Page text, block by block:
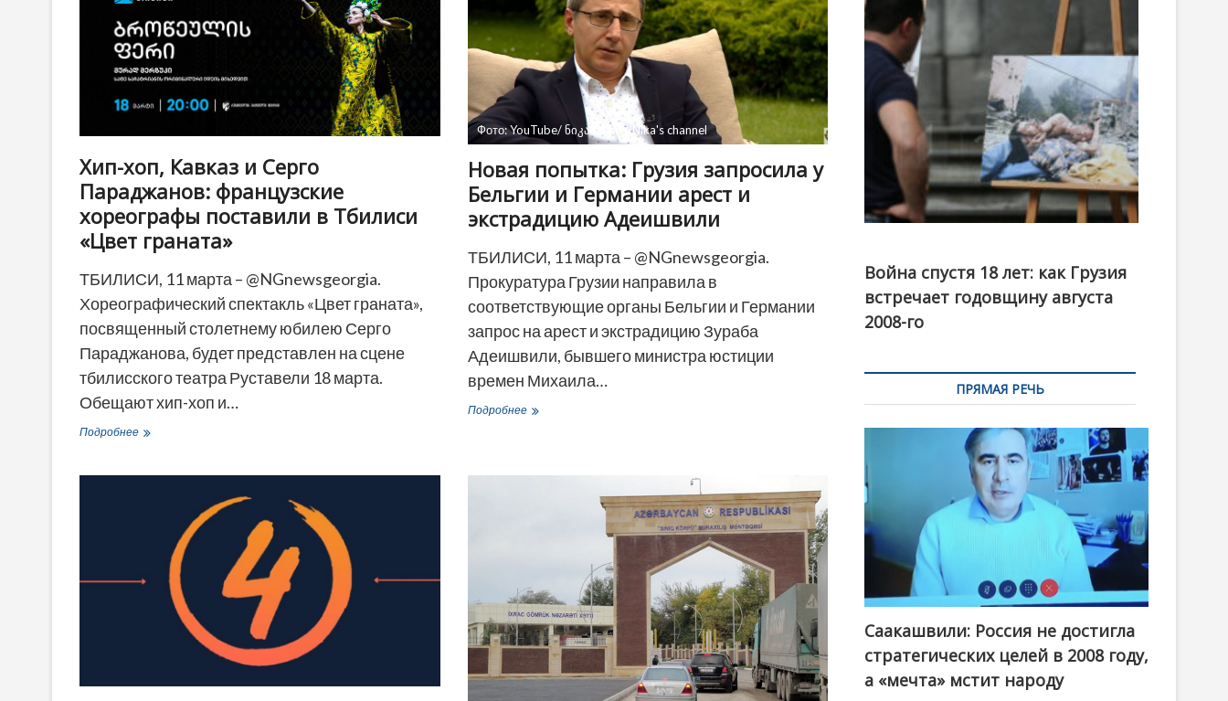
o
n
Хип-хоп, Кавказ и Серго
Параджанов: французские
хореографы поставили в Тбилиси
«Цвет граната»
ТБИЛИСИ, 11 марта – @NGnewsgeorgia.
Хореографический спектакль «Цвет граната»,
посвященный столетнему юбилею Серго
Параджанова, будет представлен на сцене
тбилисского театра Руставели 18 марта.
Обещают хип-хоп и…
ПодробнееХип-
Параджанов:
французские
хореографы
поставили
в
Тбилиси
граната»
Фото: YouTube/ ნიკას არხი/Nika's channel
Новая попытка: Грузия запросила у
Бельгии и Германии арест и
экстрадицию Адеишвили
ТБИЛИСИ, 11 марта – @NGnewsgeorgia.
Прокуратура Грузии направила в
соответствующие органы Бельгии и Германии
запрос на арест и экстрадицию Зураба
Адеишвили, бывшего министра юстиции
времен Михаила…
ПодробнееНовая
у
экстрадицию
Адеишвили
канал
Война спустя 18 лет: как Грузия
встречает годовщину августа
2008-го
ПРЯМАЯ РЕЧЬ
Саакашвили: Россия не достигла
стратегических целей в 2008 году,
а «мечта» мстит народу